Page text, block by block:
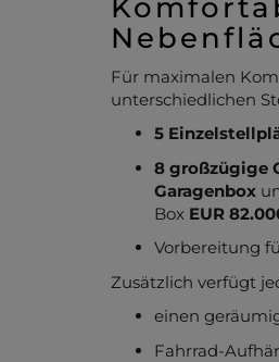
Für maximalen
unterschiedlichen
5
8 großzügige
Garagenbox
Box EUR
Vorbereitung
Zusätzlich verfügt
einen
Fahrrad-